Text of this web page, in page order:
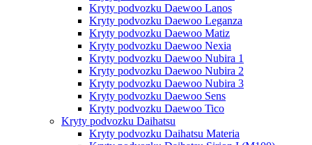
Kryty podvozku Daewoo Lanos
Kryty podvozku Daewoo Leganza
Kryty podvozku Daewoo Matiz
Kryty podvozku Daewoo Nexia
Kryty podvozku Daewoo Nubira 1
Kryty podvozku Daewoo Nubira 2
Kryty podvozku Daewoo Nubira 3
Kryty podvozku Daewoo Sens
Kryty podvozku Daewoo Tico
Kryty podvozku Daihatsu
Kryty podvozku Daihatsu Materia